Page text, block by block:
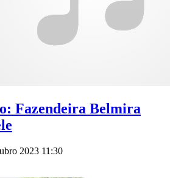
Fazendeira Belmira
2023 11:30